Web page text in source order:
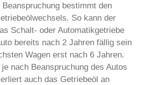
bestimmt den
So kann der
Schalt- oder Automatikgetriebe
bereits nach 2 Jahren fällig sein
Wagen erst nach 6 Jahren.
nach Beanspruchung des Autos
auch das Getriebeöl an